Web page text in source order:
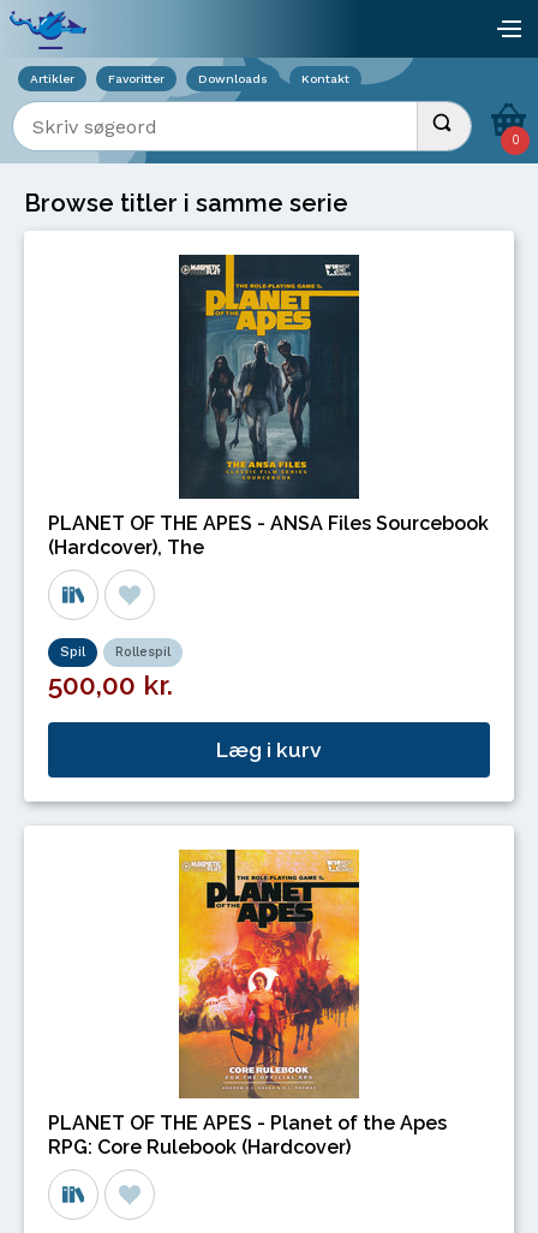
Artikler Favoritter Downloads Kontakt
Indtast søgeord Udfør søgning
0
Browse titler i samme serie
PLANET OF THE APES - ANSA Files Sourcebook
(Hardcover), The
Spil Rollespil
500,00 kr.
Læg i kurv
PLANET OF THE APES - Planet of the Apes
RPG: Core Rulebook (Hardcover)
Viser overlay for indkøbskurv